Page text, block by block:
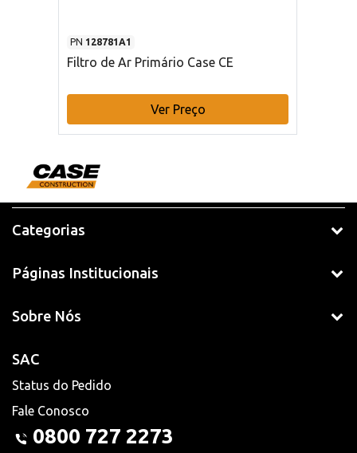
PN 128781A1
Filtro de Ar Primário Case CE
Ver Preço
Categorias
Páginas Institucionais
Sobre Nós
SAC
Status do Pedido
Fale Conosco
0800 727 2273